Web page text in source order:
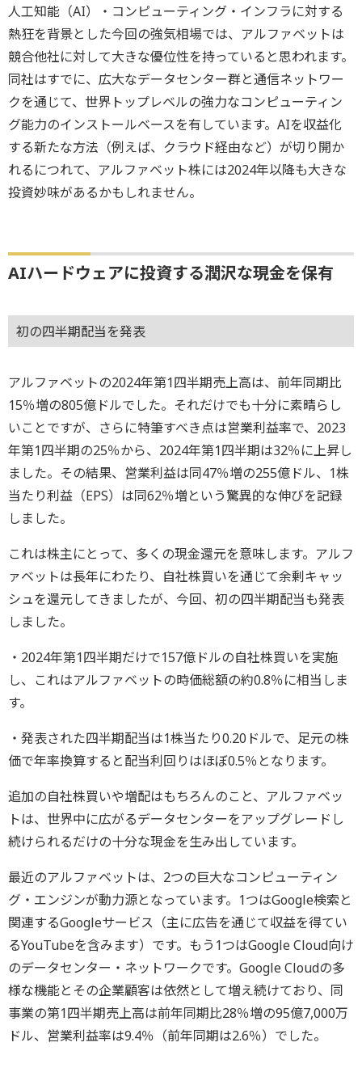
人工知能（AI）・コンピューティング・インフラに対する
熱狂を背景とした今回の強気相場では、アルファベットは
競合他社に対して大きな優位性を持っていると思われます。
同社はすでに、広大なデータセンター群と通信ネットワー
クを通じて、世界トップレベルの強力なコンピューティン
グ能力のインストールベースを有しています。AIを収益化
する新たな方法（例えば、クラウド経由など）が切り開か
れるにつれて、アルファベット株には2024年以降も大きな
投資妙味があるかもしれません。
AIハードウェアに投資する潤沢な現金を保有
初の四半期配当を発表
アルファベットの2024年第1四半期売上高は、前年同期比
15％増の805億ドルでした。それだけでも十分に素晴らし
いことですが、さらに特筆すべき点は営業利益率で、2023
年第1四半期の25％から、2024年第1四半期は32％に上昇し
ました。その結果、営業利益は同47％増の255億ドル、1株
当たり利益（EPS）は同62％増という驚異的な伸びを記録
しました。
これは株主にとって、多くの現金還元を意味します。アルフ
ァベットは長年にわたり、自社株買いを通じて余剰キャッ
シュを還元してきましたが、今回、初の四半期配当も発表
しました。
・2024年第1四半期だけで157億ドルの自社株買いを実施
し、これはアルファベットの時価総額の約0.8％に相当しま
す。
・発表された四半期配当は1株当たり0.20ドルで、足元の株
価で年率換算すると配当利回りはほぼ0.5％となります。
追加の自社株買いや増配はもちろんのこと、アルファベッ
トは、世界中に広がるデータセンターをアップグレードし
続けられるだけの十分な現金を生み出しています。
最近のアルファベットは、2つの巨大なコンピューティン
グ・エンジンが動力源となっています。1つはGoogle検索と
関連するGoogleサービス（主に広告を通じて収益を得てい
るYouTubeを含みます）です。もう1つはGoogle Cloud向け
のデータセンター・ネットワークです。Google Cloudの多
様な機能とその企業顧客は依然として増え続けており、同
事業の第1四半期売上高は前年同期比28％増の95億7,000万
ドル、営業利益率は9.4％（前年同期は2.6％）でした。